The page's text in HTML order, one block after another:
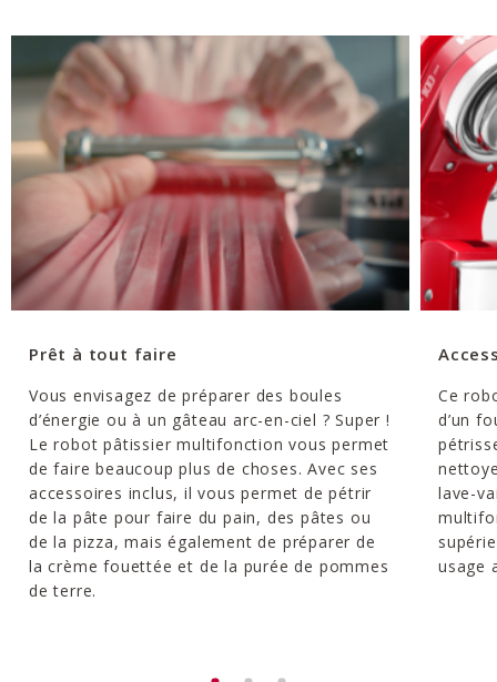
Prêt à tout faire
Vous envisagez de préparer des boules
d’énergie ou à un gâteau arc-en-ciel ? Super !
Le robot pâtissier multifonction vous permet
de faire beaucoup plus de choses. Avec ses
accessoires inclus, il vous permet de pétrir
de la pâte pour faire du pain, des pâtes ou
de la pizza, mais également de préparer de
la crème fouettée et de la purée de pommes
de terre.
Ce
d’un
lave-
usage